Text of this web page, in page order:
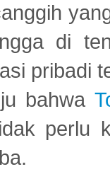
di
pribadi
bahwa
perlu